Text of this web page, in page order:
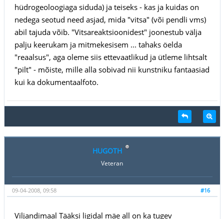
hüdrogeoloogiaga siduda) ja teiseks - kas ja kuidas on
nedega seotud need asjad, mida "vitsa" (või pendli vms)
abil tajuda võib. "Vitsareaktsioonidest" joonestub välja
palju keerukam ja mitmekesisem ... tahaks öelda
"reaalsus", aga oleme siis ettevaatlikud ja ütleme lihtsalt
"pilt" - mõiste, mille alla sobivad nii kunstniku fantaasiad
kui ka dokumentaalfoto.
HUGOTH
Veteran
#16
09-04-2008, 09:58
Viljandimaal Tääksi ligidal mäe all on ka tugev